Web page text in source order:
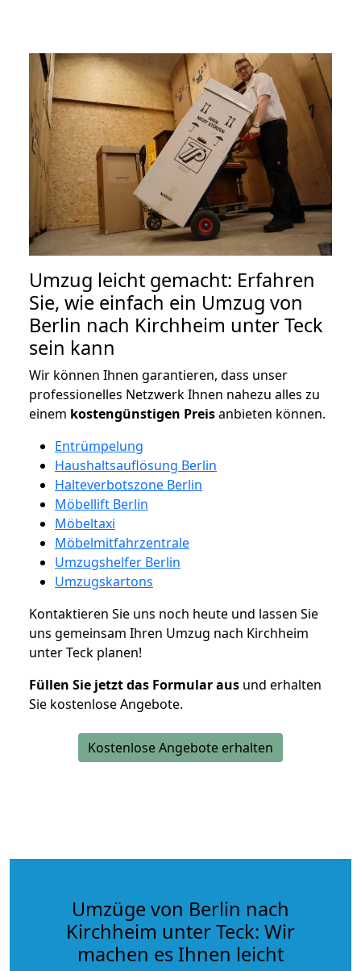
Umzug leicht gemacht: Erfahren
Sie, wie einfach ein Umzug von
Berlin nach Kirchheim unter Teck
sein kann
Wir können Ihnen garantieren, dass unser
professionelles Netzwerk Ihnen nahezu alles zu
einem kostengünstigen Preisanbieten können.
Entrümpelung
Haushaltsauflösung Berlin
Halteverbotszone Berlin
Möbellift Berlin
Möbeltaxi
Möbelmitfahrzentrale
Umzugshelfer Berlin
Umzugskartons
Kontaktieren Sie uns noch heute und lassen Sie
uns gemeinsam Ihren Umzug nach Kirchheim
unter Teck planen!
Füllen Sie jetzt das Formular aus und erhalten
Sie kostenlose Angebote.
Kostenlose Angebote erhalten
Umzüge von Berlin nach
Kirchheim unter Teck: Wir
machen es Ihnen leicht